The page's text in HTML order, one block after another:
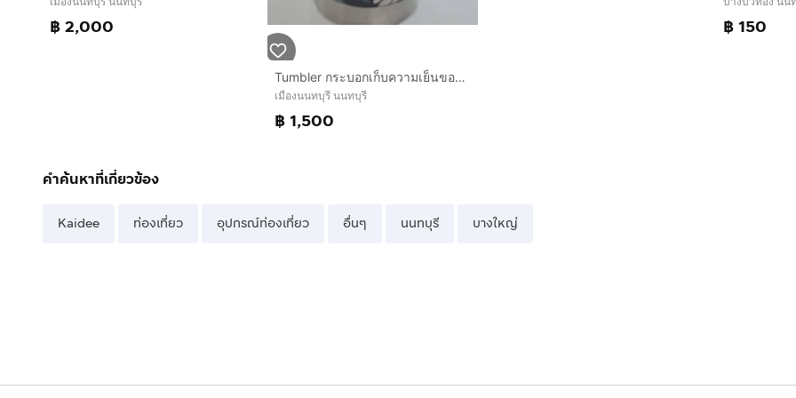
฿ 2,000
Tumbler กระบอกเก็บความเย็นของแท้จาก Hawaii ใหม่ยังไม่เคยใช้งาน
เมืองนนทบุรี นนทบุรี
฿ 1,500
฿ 150
คำค้นหาที่เกี่ยวข้อง
Kaidee ท่องเที่ยว อุปกรณ์ท่องเที่ยว อื่นๆ นนทบุรี บางใหญ่